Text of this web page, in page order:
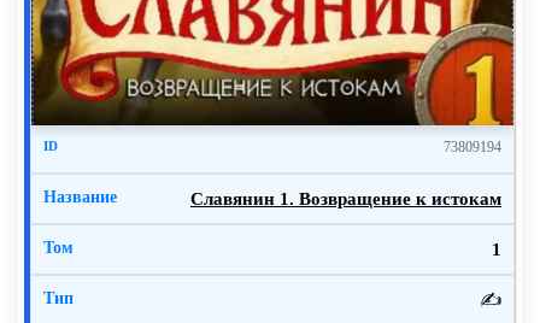
то, что если я подполковник – это отнюдь не значит,
что в штабах заседаю. Кое-что умею. Или знают?
Брали же конкретно меня.
Дорога вдруг стала плавной, а водитель сбросил
скорость. Будто бы пересекли черту.
— Тра-та-та! – раздались выстрелы.
Стрелок с крупняка в кузове отрабатывал.
73809194
Славянин 1. Возвращение к истокам
1
✍️